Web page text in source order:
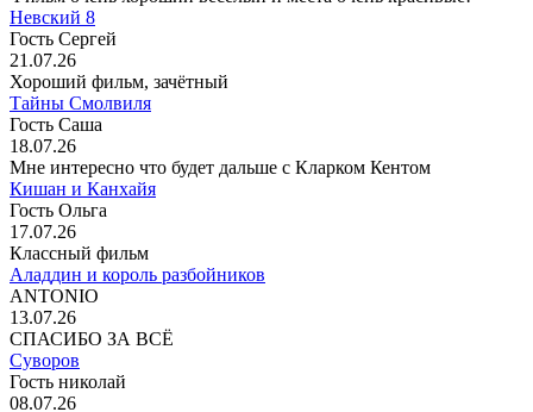
Невский 8
Гость Сергей
21.07.26
Хороший фильм, зачётный
Тайны Смолвиля
Гость Саша
18.07.26
Мне интересно что будет дальше с Кларком Кентом
Кишан и Канхайя
Гость Ольга
17.07.26
Классный фильм
Аладдин и король разбойников
ANTONIO
13.07.26
СПАСИБО ЗА ВСЁ
Суворов
Гость николай
08.07.26